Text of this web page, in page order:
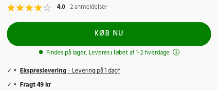
4.0 2 anmeldelser
KØB NU
Findes på lager, Leveres i løbet af 1-2 hverdage
Ekspreslevering- Levering på 1 dag*
Fragt 49 kr